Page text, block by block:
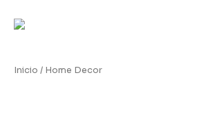
Inicio / Home Decor